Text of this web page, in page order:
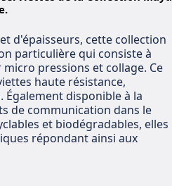
d'épaisseurs, cette collection
particulière qui consiste à
pressions et collage. Ce
haute résistance,
disponible à la
de communication dans le
et biodégradables, elles
répondant ainsi aux